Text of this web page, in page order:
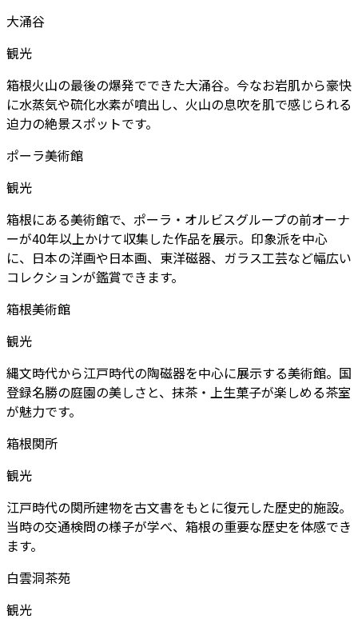
大涌谷
観光
箱根火山の最後の爆発でできた大涌谷。今なお岩肌から豪快
に水蒸気や硫化水素が噴出し、火山の息吹を肌で感じられる
迫力の絶景スポットです。
ポーラ美術館
観光
箱根にある美術館で、ポーラ・オルビスグループの前オーナ
ーが40年以上かけて収集した作品を展示。印象派を中心
に、日本の洋画や日本画、東洋磁器、ガラス工芸など幅広い
コレクションが鑑賞できます。
箱根美術館
観光
縄文時代から江戸時代の陶磁器を中心に展示する美術館。国
登録名勝の庭園の美しさと、抹茶・上生菓子が楽しめる茶室
が魅力です。
箱根関所
観光
江戸時代の関所建物を古文書をもとに復元した歴史的施設。
当時の交通検問の様子が学べ、箱根の重要な歴史を体感でき
ます。
白雲洞茶苑
観光